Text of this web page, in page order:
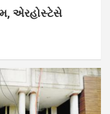
એરહોસ્ટેસે